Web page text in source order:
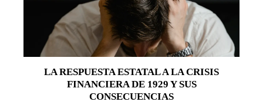
LA RESPUESTA ESTATAL A LA CRISIS
FINANCIERA DE 1929 Y SUS
CONSECUENCIAS